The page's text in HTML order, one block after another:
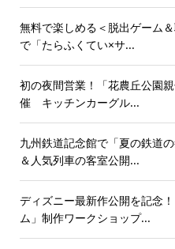
無料で楽しめる＜脱出ゲーム
で「たらふくてい×サ...
初の夜間営業！「花農丘公園
催 キッチンカーグル...
九州鉄道記念館で「夏の鉄道
＆人気列車の客室公開...
ディズニー最新作公開を記念
ム」制作ワークショップ...